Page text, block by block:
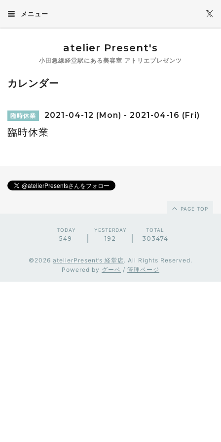
メニュー
atelier Present's
小田急線経堂駅にある美容室 アトリエプレゼンツ
カレンダー
臨時休業 2021-04-12 (Mon) - 2021-04-16 (Fri)
臨時休業
PAGE TOP
TODAY
549
YESTERDAY
192
TOTAL
303474
©2026 atelierPresent’s 経堂店. All Rights Reserved.
Powered by グーペ / 管理ページ